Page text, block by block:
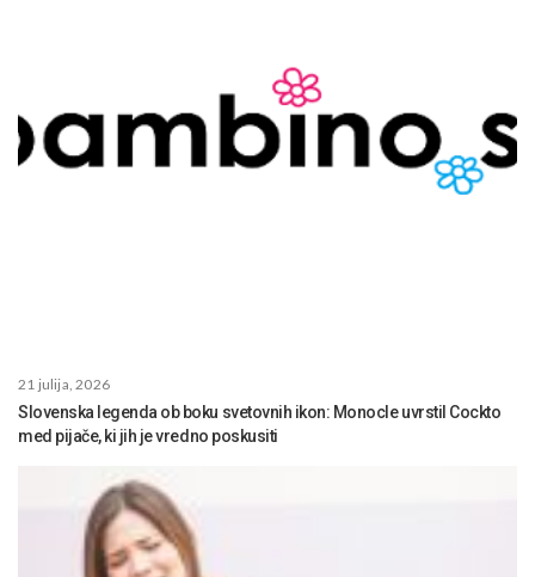
21 julija, 2026
Slovenska legenda ob boku svetovnih ikon: Monocle uvrstil Cockto
med pijače, ki jih je vredno poskusiti